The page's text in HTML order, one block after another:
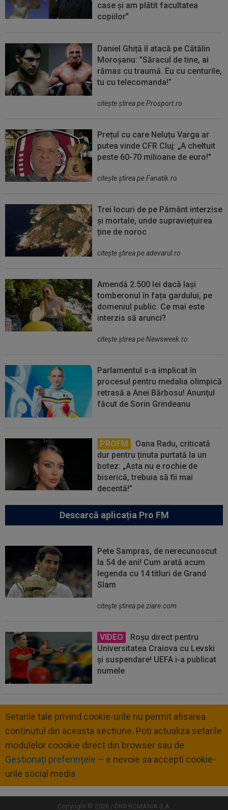
case și am plătit facultatea
copiilor”
Daniel Ghiță îl atacă pe Cătălin
Moroșanu: ”Săracul de tine, ai
rămas cu traumă. Eu cu centurile,
tu cu telecomanda!”
citeşte ştirea pe Prosport.ro
Prețul cu care Neluțu Varga ar
putea vinde CFR Cluj: „A cheltuit
peste 60-70 milioane de euro!"
citeşte ştirea pe Fanatik.ro
Trei locuri de pe Pământ interzise
și mortale, unde supraviețuirea
ține de noroc
citeşte ştirea pe adevarul.ro
Amendă 2.500 lei dacă lași
tomberonul în fața gardului, pe
domeniul public. Ce mai este
interzis să arunci?
citeşte ştirea pe Newsweek.ro
Parlamentul s-a implicat în
procesul pentru medalia olimpică
retrasă a Anei Bărbosu! Anunțul
făcut de Sorin Grindeanu
PROFM
Oana Radu, criticată
dur pentru ținuta purtată la un
botez: „Asta nu e rochie de
biserică, trebuia să fii mai
decentă!”
Descarcă aplicația Pro FM
Pete Sampras, de nerecunoscut
la 54 de ani! Cum arată acum
legenda cu 14 titluri de Grand
Slam
citeşte ştirea pe ziare.com
VIDEO
Roșu direct pentru
Universitatea Craiova cu Levski
și suspendare! UEFA i-a publicat
numele
Setarile tale privind cookie-urile nu permit afisarea
continutul din aceasta sectiune. Poti actualiza setarile
modulelor coookie direct din browser sau de
Gestionați preferințele – e nevoie sa accepti cookie-
urile social media
Copyright © 2026 / DIGI ROMANIA S.A.